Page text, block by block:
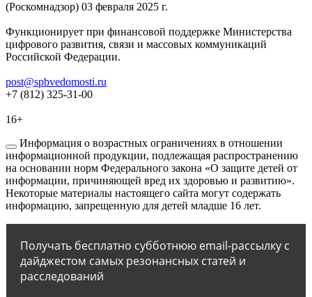
(Роскомнадзор) 03 февраля 2025 г.
Функционирует при финансовой поддержке Министерства
цифрового развития, связи и массовых коммуникаций
Российской Федерации.
post@spbvedomosti.ru
+7 (812) 325-31-00
16+
Информация о возрастных ограничениях в отношении
информационной продукции, подлежащая распространению
на основании норм Федерального закона «О защите детей от
информации, причиняющей вред их здоровью и развитию».
Некоторые материалы настоящего сайта могут содержать
информацию, запрещенную для детей младше 16 лет.
Получать бесплатно субботнюю email-рассылку с
дайджестом самых резонансных статей и
расследований